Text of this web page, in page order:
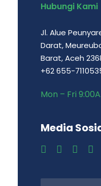
Hubungi Kami
Jl. Alue
Darat,
Barat, Aceh
+62 655-
Mon – Fri
Media